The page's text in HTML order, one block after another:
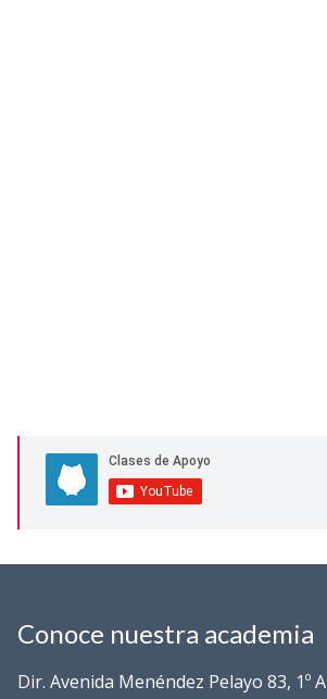
Conoce nuestra academia
Dir. Avenida Menéndez Pelayo 83, 1º A